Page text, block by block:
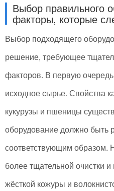
Выбор правильного
факторы, которые
Выбор подходящего
решение, требующее
факторов. В первую
исходное сырье. Свойства
кукурузы и пшеницы
оборудование должно быть
соответствующим образом.
более тщательной очистки
жёсткой кожуры и